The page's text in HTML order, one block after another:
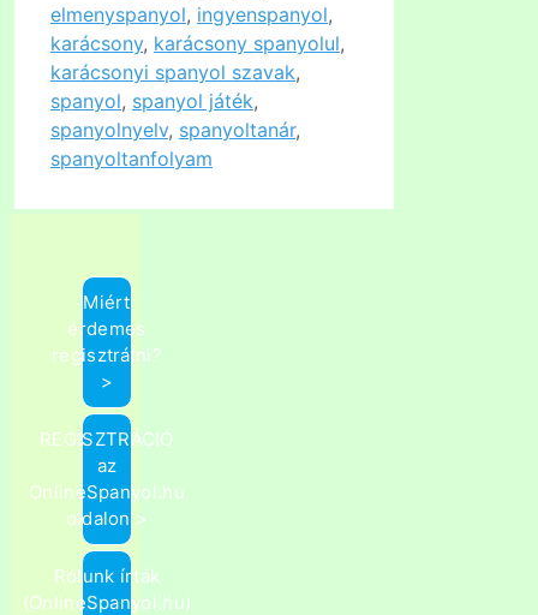
elmenyspanyol, ingyenspanyol,
karácsony, karácsony spanyolul,
karácsonyi spanyol szavak,
spanyol, spanyol játék,
spanyolnyelv, spanyoltanár,
spanyoltanfolyam
Miért
érdemes
regisztrálni?
>
REGISZTRÁCIÓ
az
OnlineSpanyol.hu
oldalon >
Rólunk írták
(OnlineSpanyol.hu)